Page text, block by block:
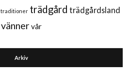
traditioner trädgård trädgårdsland
vänner vår
Arkiv